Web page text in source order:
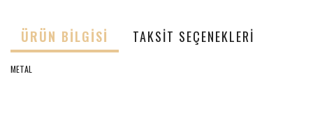
ÜRÜN BILGISI TAKSIT SEÇENEKLERI
METAL